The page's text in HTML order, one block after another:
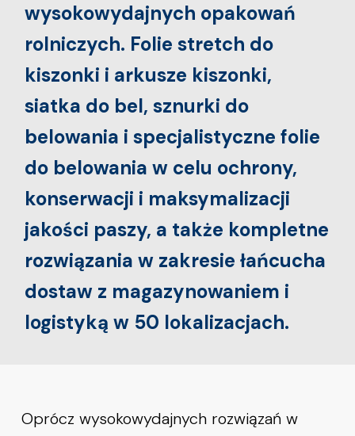
wysokowydajnych opakowań
rolniczych. Folie stretch do
kiszonki i arkusze kiszonki,
siatka do bel, sznurki do
belowania i specjalistyczne folie
do belowania w celu ochrony,
konserwacji i maksymalizacji
jakości paszy, a także kompletne
rozwiązania w zakresie łańcucha
dostaw z magazynowaniem i
logistyką w 50 lokalizacjach.
Oprócz wysokowydajnych rozwiązań w